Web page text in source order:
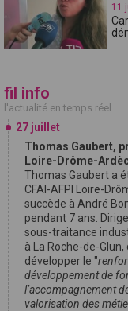
11
fil info
l'actualité en temps réel
27 juillet
Thomas Gaubert,
Loire-Drôme-
Thomas Gaubert a
CFAI-AFPI Loire-
succède à André
pendant 7 ans.
sous-traitance
à La Roche-de-
développer le "
développement de
l’accompagnement
valorisation des